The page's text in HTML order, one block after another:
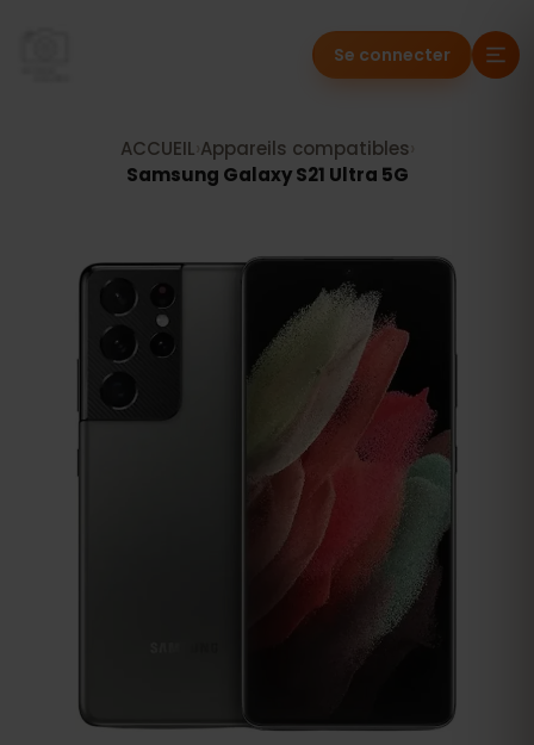
Se connecter
ACCUEIL Appareils compatibles
Samsung Galaxy S21 Ultra 5G